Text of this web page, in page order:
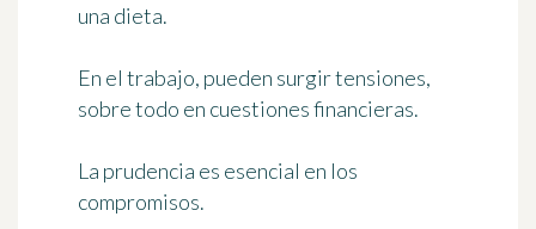
una dieta.
En el trabajo, pueden surgir tensiones,
sobre todo en cuestiones financieras.
La prudencia es esencial en los
compromisos.